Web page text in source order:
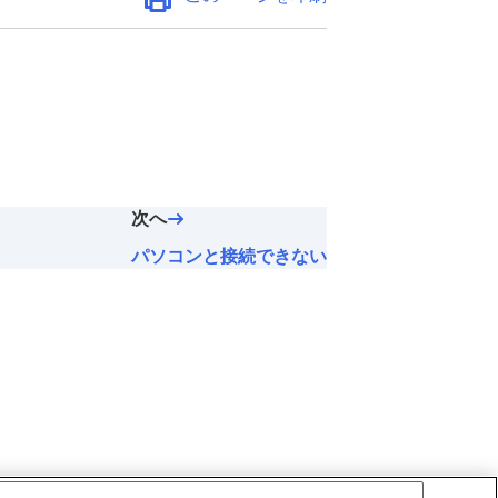
次へ
パソコンと接続できない